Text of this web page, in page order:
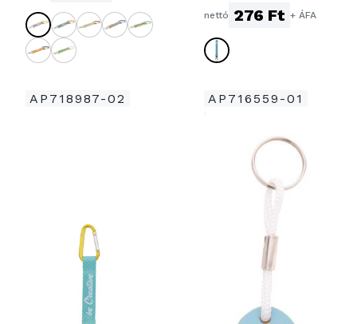
nettó 276 Ft + ÁFA
AP718987-02 AP716559-01